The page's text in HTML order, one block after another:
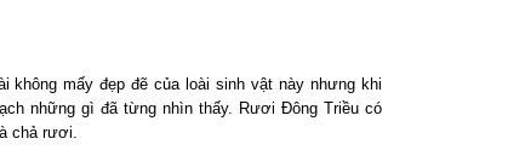
mấy đẹp đẽ của loài sinh vật này nhưng khi
những gì đã từng nhìn thấy. Rươi Đông Triều có
chả rươi.